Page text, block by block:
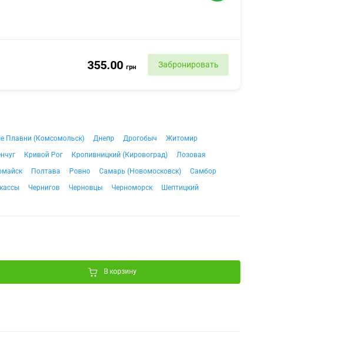
355.00 грн Забронировать
Плавни (Комсомольск) Днепр Дрогобыч
Житомир
Кривой Рог Кропивницкий (Кировоград)
Лозовая
Полтава Ровно Самарь (Новомосковск)
Самбор
Чернигов Черновцы Черноморск Шептицкий
В корзину